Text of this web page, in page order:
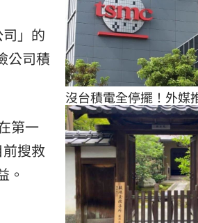
」的
公司積
第一
搜救
。
沒台積電全停擺！外媒